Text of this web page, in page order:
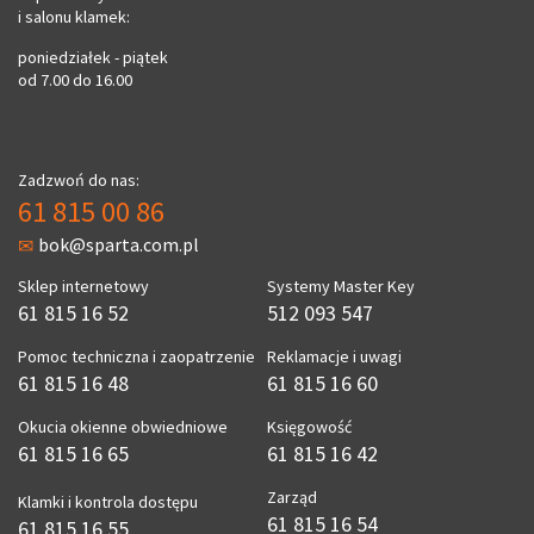
i salonu klamek:
poniedziałek - piątek
od 7.00 do 16.00
Zadzwoń do nas:
61 815 00 86
bok@sparta.com.pl
Sklep internetowy
61 815 16 52
Pomoc techniczna i zaopatrzenie
61 815 16 48
Okucia okienne obwiedniowe
61 815 16 65
Klamki i kontrola dostępu
Systemy Master Key
512 093 547
Reklamacje i uwagi
61 815 16 60
Księgowość
61 815 16 42
Zarząd
61 815 16 54